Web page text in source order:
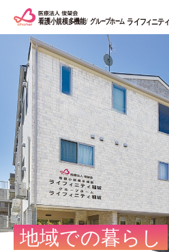
施設紹介
サービス案内
ご利用方法
よくある質問
アクセス
採用情報
地域での暮らし